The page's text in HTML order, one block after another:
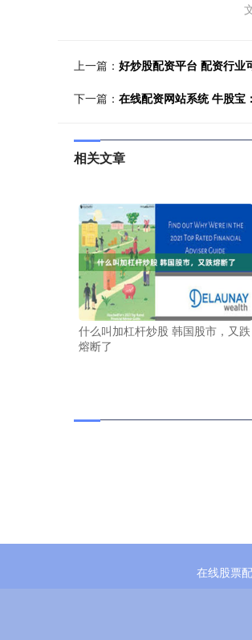
上一篇： 好炒股配资平台 配资行业
下一篇： 在线配资网站系统 牛股宝
相关文章
什么叫加杠杆炒股 韩国股市，又跌
熔断了
在线股票